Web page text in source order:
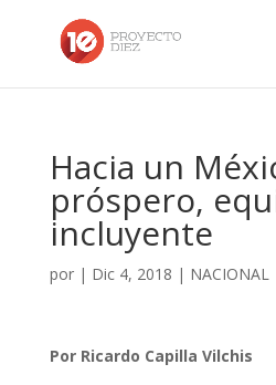
Hacia un
próspero,
incluyente
por | Dic 4, 2018 | NACIONAL
Por Ricardo Capilla Vilchis